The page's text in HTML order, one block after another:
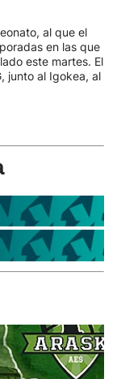
al que el
en las que
este martes. El
junto al Igokea, al